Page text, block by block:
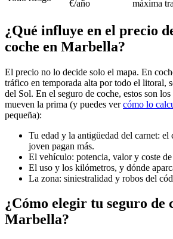
€/año
máxima
¿Qué influye en el precio
coche en Marbella?
El precio no lo decide solo el mapa. En
tráfico en temporada alta por todo el litoral,
del Sol. En el seguro de coche, estos son
mueven la prima (y puedes vercómo lo
pequeña):
Tu edad y la antigüedad del carnet:
joven pagan más.
El vehículo: potencia, valor y coste
El uso y los kilómetros, y dónde
La zona: siniestralidad y robos del
¿Cómo elegir tu seguro de
Marbella?